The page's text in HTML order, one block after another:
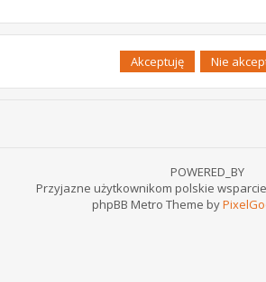
POWERED_BY
Przyjazne użytkownikom polskie
phpBB Metro Theme by